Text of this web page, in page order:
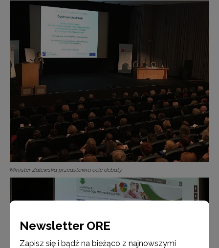
Minister Zalewska przedstawia cele debaty
Newsletter ORE
Zapisz się i bądź na bieżąco z najnowszymi